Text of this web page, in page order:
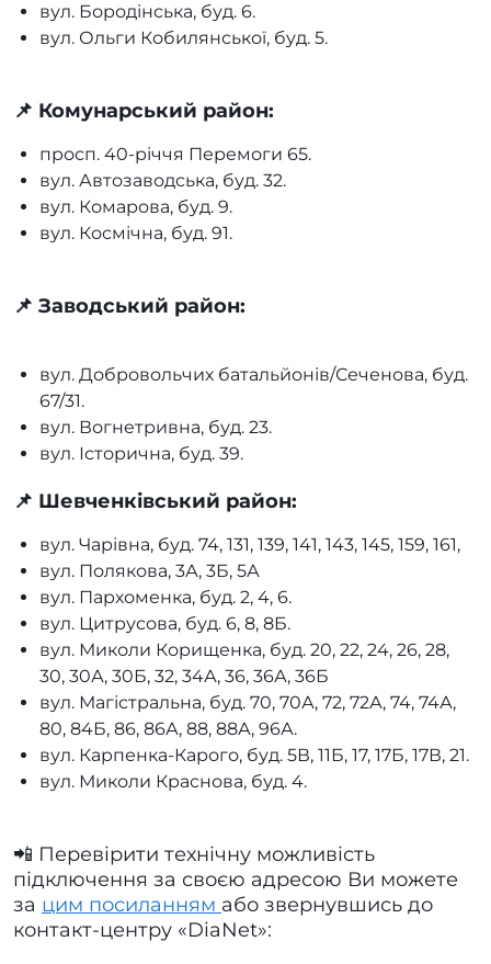
вул. Бородінська, буд. 6.
вул. Ольги Кобилянської, буд. 5.
📌 Комунарський район:
просп. 40-річчя Перемоги 65.
вул. Автозаводська, буд. 32.
вул. Комарова, буд. 9.
вул. Космічна, буд. 91.
📌 Заводський район:
вул. Добровольчих батальйонів/Сеченова, буд.
67/31.
вул. Вогнетривна, буд. 23.
вул. Історична, буд. 39.
📌 Шевченківський район:
вул. Чарівна, буд. 74, 131, 139, 141, 143, 145, 159, 161,
вул. Полякова, 3А, 3Б, 5А
вул. Пархоменка, буд. 2, 4, 6.
вул. Цитрусова, буд. 6, 8, 8Б.
вул. Миколи Корищенка, буд. 20, 22, 24, 26, 28,
30, 30А, 30Б, 32, 34А, 36, 36А, 36Б
вул. Магістральна, буд. 70, 70А, 72, 72А, 74, 74А,
80, 84Б, 86, 86А, 88, 88А, 96А.
вул. Карпенка-Карого, буд. 5В, 11Б, 17, 17Б, 17В, 21.
вул. Миколи Краснова, буд. 4.
📲 Перевірити технічну можливість
підключення за своєю адресою Ви можете
за цим посиланням або звернувшись до
контакт-центру «DiaNet»: